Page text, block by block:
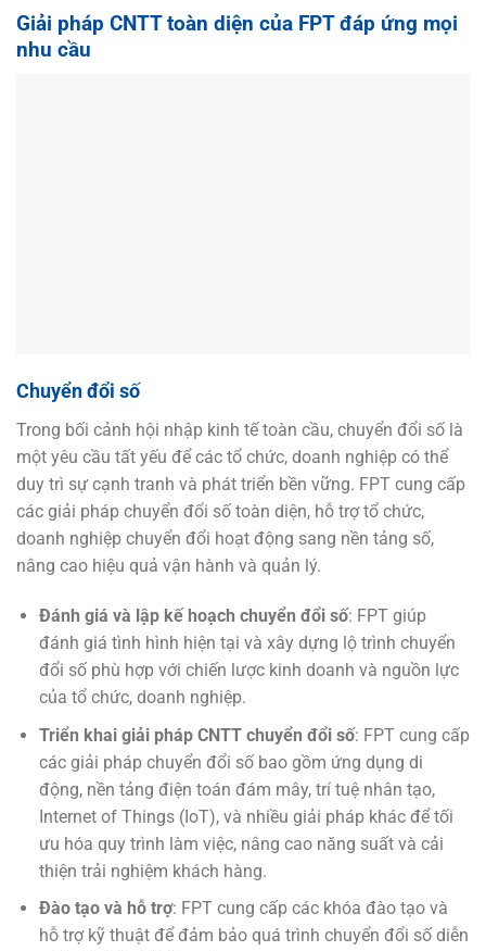
Giải pháp CNTT toàn diện của FPT đáp ứng mọi
nhu cầu
Chuyển đổi số
Trong bối cảnh hội nhập kinh tế toàn cầu, chuyển đổi số là
một yêu cầu tất yếu để các tổ chức, doanh nghiệp có thể
duy trì sự cạnh tranh và phát triển bền vững. FPT cung cấp
các giải pháp chuyển đổi số toàn diện, hỗ trợ tổ chức,
doanh nghiệp chuyển đổi hoạt động sang nền tảng số,
nâng cao hiệu quả vận hành và quản lý.
Đánh giá và lập kế hoạch chuyển đổi số: FPT giúp
đánh giá tình hình hiện tại và xây dựng lộ trình chuyển
đổi số phù hợp với chiến lược kinh doanh và nguồn lực
của tổ chức, doanh nghiệp.
Triển khai giải pháp CNTT chuyển đổi số: FPT cung cấp
các giải pháp chuyển đổi số bao gồm ứng dụng di
động, nền tảng điện toán đám mây, trí tuệ nhân tạo,
Internet of Things (IoT), và nhiều giải pháp khác để tối
ưu hóa quy trình làm việc, nâng cao năng suất và cải
thiện trải nghiệm khách hàng.
Đào tạo và hỗ trợ: FPT cung cấp các khóa đào tạo và
hỗ trợ kỹ thuật để đảm bảo quá trình chuyển đổi số diễn